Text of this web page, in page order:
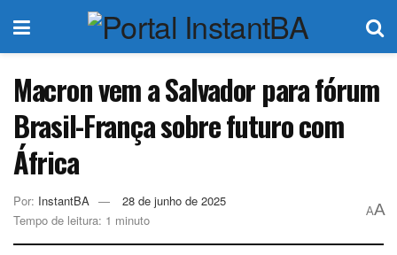
Macron vem a Salvador para fórum
Brasil-França sobre futuro com
África
Por: InstantBA
28 de junho de 2025
Tempo de leitura: 1 minuto
AA